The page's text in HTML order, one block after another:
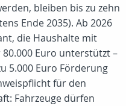
bleiben bis zu zehn
Ende 2035). Ab 2026
die Haushalte mit
Euro unterstützt –
5.000 Euro Förderung
für den
Fahrzeuge dürfen